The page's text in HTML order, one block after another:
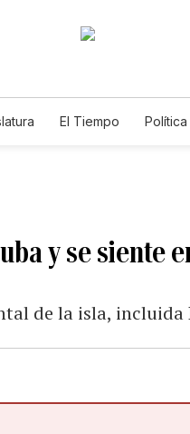
El Tiempo Política
y se siente
de la isla, incluida